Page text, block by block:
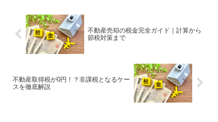
不動産売却の税金完全ガイド｜計算から
節税対策まで
不動産取得税が0円！？非課税となるケー
スを徹底解説